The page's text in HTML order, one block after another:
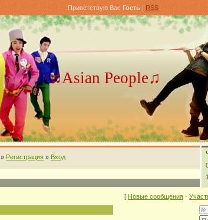
Приветствую Вас Гость | RSS
♫Asian People♫
» Регистрация » Вход
[ Новые сообщения ·